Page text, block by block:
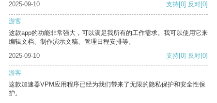
2025-09-10 支持[0] 反对[0]
游客
这款app的功能非常强大，可以满足我所有的工作需求。我可以使用它来
编辑文档、制作演示文稿、管理日程安排等。
2025-09-10
支持[0] 反对[0]
游客
这款加速器VPM应用程序已经为我们带来了无限的隐私保护和安全性保
护。